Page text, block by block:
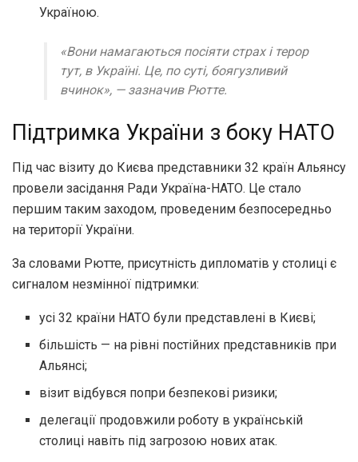
Україною.
«Вони намагаються посіяти страх і терор
тут, в Україні. Це, по суті, боягузливий
вчинок», — зазначив Рютте.
Підтримка України з боку НАТО
Під час візиту до Києва представники 32 країн Альянсу
провели засідання Ради Україна-НАТО. Це стало
першим таким заходом, проведеним безпосередньо
на території України.
За словами Рютте, присутність дипломатів у столиці є
сигналом незмінної підтримки:
усі 32 країни НАТО були представлені в Києві;
більшість — на рівні постійних представників при
Альянсі;
візит відбувся попри безпекові ризики;
делегації продовжили роботу в українській
столиці навіть під загрозою нових атак.